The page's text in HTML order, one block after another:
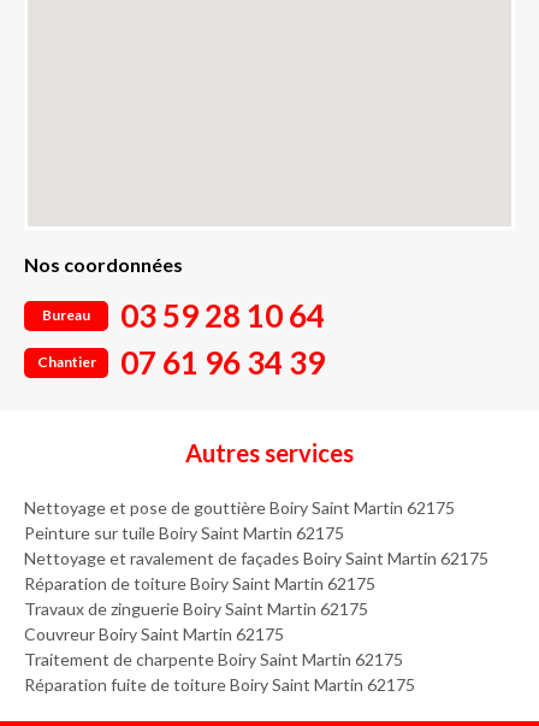
Nos coordonnées
Bureau 03 59 28 10 64
Chantier 07 61 96 34 39
Autres services
Nettoyage et pose de gouttière Boiry Saint Martin 62175
Peinture sur tuile Boiry Saint Martin 62175
Nettoyage et ravalement de façades Boiry Saint Martin 62175
Réparation de toiture Boiry Saint Martin 62175
Travaux de zinguerie Boiry Saint Martin 62175
Couvreur Boiry Saint Martin 62175
Traitement de charpente Boiry Saint Martin 62175
Réparation fuite de toiture Boiry Saint Martin 62175